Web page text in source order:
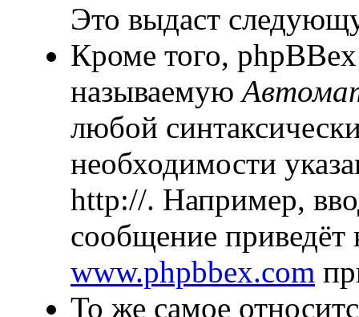
Это выдаст
Кроме того,
называемую
любой
необходимости
http://. Например,
сообщение приведёт
www.phpbbex.com
То же самое